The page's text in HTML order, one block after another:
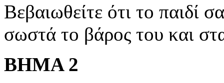
Βεβαιωθείτε ότι το παιδί
σωστά το βάρος του και
ΒΗΜΑ 2